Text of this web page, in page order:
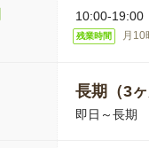
10:00-19:00
残業時間 月10
長期（3ヶ
即日～長期